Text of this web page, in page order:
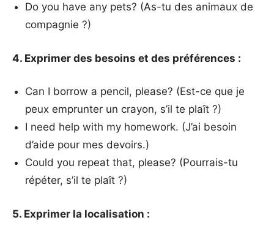
Do you have any pets? (As-tu des animaux de
compagnie ?)
4. Exprimer des besoins et des préférences :
Can I borrow a pencil, please? (Est-ce que je
peux emprunter un crayon, s’il te plaît ?)
I need help with my homework. (J’ai besoin
d’aide pour mes devoirs.)
Could you repeat that, please? (Pourrais-tu
répéter, s’il te plaît ?)
5. Exprimer la localisation :